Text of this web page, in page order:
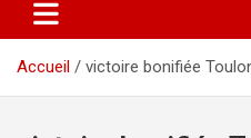
Accueil victoire bonifiée